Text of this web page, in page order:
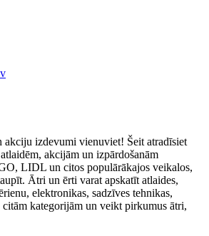
akciju izdevumi vienuviet! Šeit atradīsiet
akcijām un izpārdošanām
LIDL un citos populārākajos veikalos,
Ātri un ērti varat apskatīt atlaides,
elektronikas, sadzīves tehnikas,
citām kategorijām un veikt pirkumus ātri,